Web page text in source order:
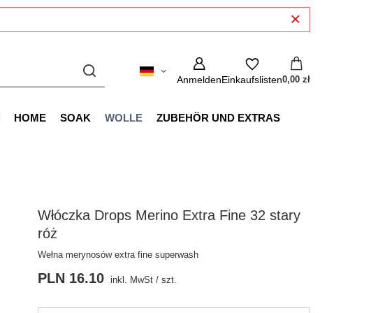
AnmeldenEinkaufslisten0,00 zł
HOME SOAK WOLLE
ZUBEHÖR UND EXTRAS
Włóczka Drops Merino Extra Fine 32 stary
róż
Wełna merynosów extra fine superwash
PLN 16.10 inkl. MwSt /szt.